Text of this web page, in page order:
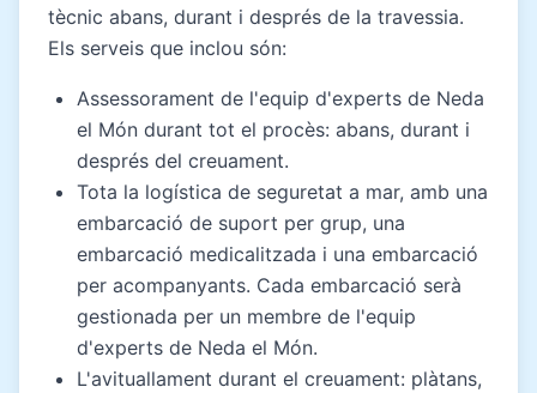
tècnic abans, durant i després de la travessia.
Els serveis que inclou són:
Assessorament de l'equip d'experts de Neda
el Món durant tot el procès: abans, durant i
després del creuament.
Tota la logística de seguretat a mar, amb una
embarcació de suport per grup, una
embarcació medicalitzada i una embarcació
per acompanyants. Cada embarcació serà
gestionada per un membre de l'equip
d'experts de Neda el Món.
L'avituallament durant el creuament: plàtans,